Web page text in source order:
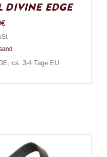
Edge
€
ca. 3-4 Tage EU